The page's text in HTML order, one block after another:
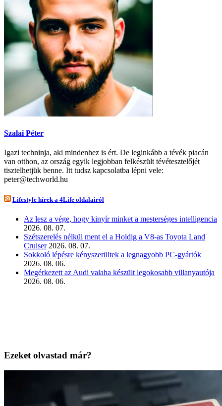
Szalai Péter
Igazi techninja, aki mindenhez is ért. De leginkább a tévék piacán
van otthon, az ország egyik legjobban felkészült tévétesztelőjét
tisztelhetjük benne. Itt tudsz kapcsolatba lépni vele:
peter@techworld.hu
Lifestyle hírek a 4Life oldalairól
Az lesz a vége, hogy kinyír minket a mesterséges intelligencia
2026. 08. 07.
Szétszerelés nélkül ment el a Holdig a V8-as Toyota Land
Cruiser 2026. 08. 07.
Sokkoló lépésre kényszerültek a legnagyobb PC-gyártók
2026. 08. 06.
Megérkezett az Audi valaha készült legokosabb villanyautója
2026. 08. 06.
Ezeket olvastad már?